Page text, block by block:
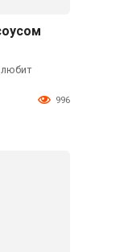
любит
996